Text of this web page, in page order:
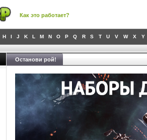
Как это работает?
H I J K L M N O P Q R S T U V W X Y
Останови рой!